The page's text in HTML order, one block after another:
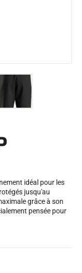
idéal pour les
jusqu'au
grâce à son
pensée pour